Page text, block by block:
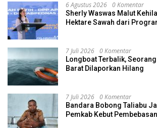
6 Agustus 2026 0 Komentar
Sherly Waswas Malut
Hektare Sawah dari
7 Juli 2026 0 Komentar
Longboat Terbalik,
Barat Dilaporkan Hilang
7 Juli 2026 0 Komentar
Bandara Bobong Taliabu
Pemkab Kebut